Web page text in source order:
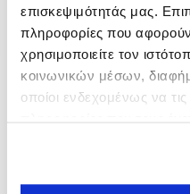
επισκεψιμότητάς μας.
πληροφορίες που
χρησιμοποιείτε τον
κοινωνικών μέσων,
οποίοι ενδεχομένως να